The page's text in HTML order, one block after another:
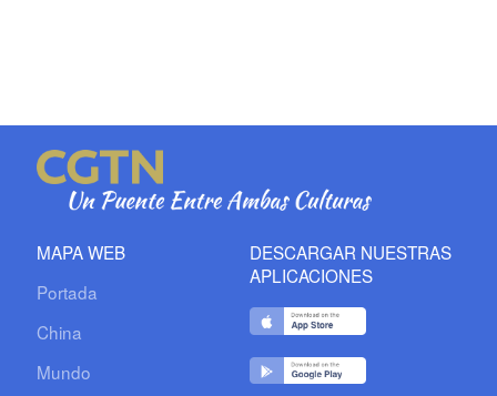
MAPA WEB
Portada
China
Mundo
DESCARGAR NUESTRAS
APLICACIONES